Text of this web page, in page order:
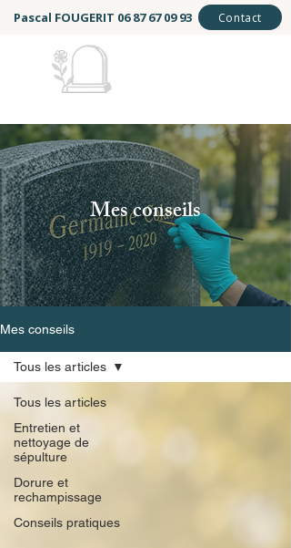
Pascal FOUGERIT 06 87 67 09 93 Contact
Mes conseils
Mes conseils
Tous les articles
Entretien et
nettoyage de
sépulture
Dorure et
rechampissage
Conseils pratiques
Tous les articles